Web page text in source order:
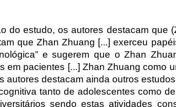
do estudo, os autores destacam que
que Zhan Zhuang [...] exerceu
e sugerem que o Zhan
em pacientes [...] Zhan Zhuang como
autores destacam ainda outros
tanto de adolescentes como
sendo estas atividades